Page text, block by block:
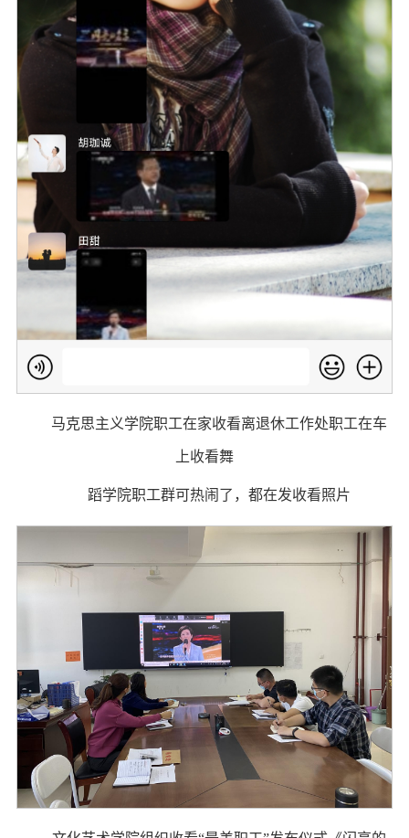
马克思主义学院职工在家收看离退休工作处职工在车
上收看舞
蹈学院职工群可热闹了，都在发收看照片